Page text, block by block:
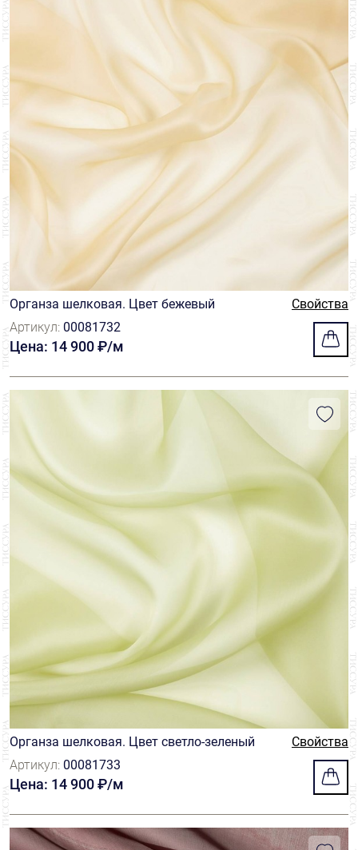
Органза шелковая. Цвет бежевый
Свойства
Артикул: 00081732
Цена: 14 900 ₽/м
Органза шелковая. Цвет светло-зеленый
Свойства
Артикул: 00081733
Цена: 14 900 ₽/м